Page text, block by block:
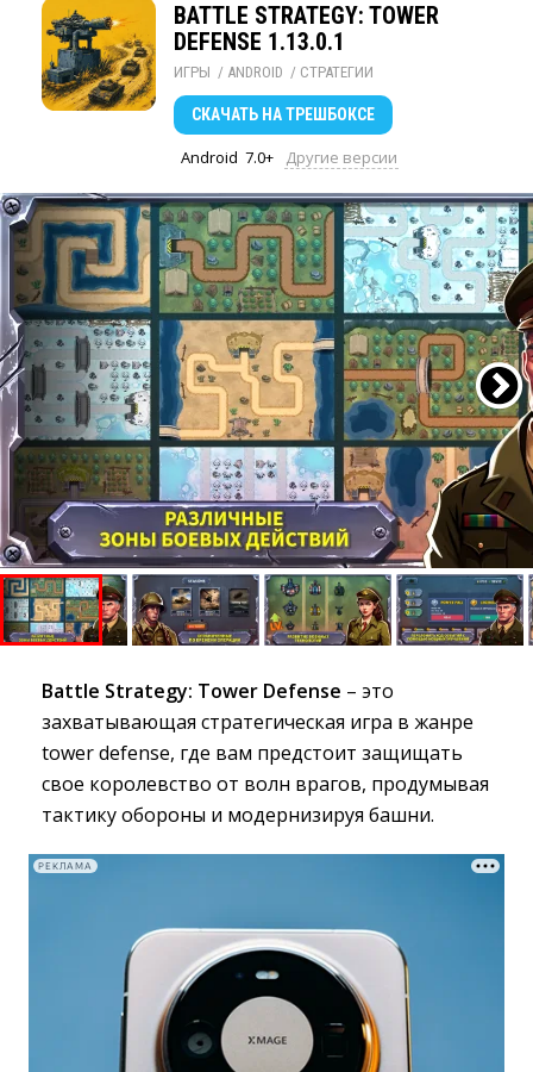
BATTLE STRATEGY: TOWER
DEFENSE 1.13.0.1
ИГРЫ / ANDROID / СТРАТЕГИИ
СКАЧАТЬ НА ТРЕШБОКСЕ
Android 7.0+ Другие версии
Battle Strategy: Tower Defense – это
захватывающая стратегическая игра в жанре
tower defense, где вам предстоит защищать
свое королевство от волн врагов, продумывая
тактику обороны и модернизируя башни.
РЕКЛАМА